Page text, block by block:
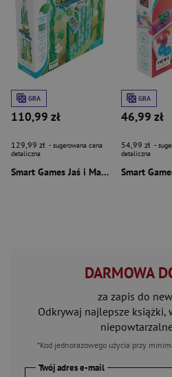
GRA
110,99 zł
129,99 zł - sugerowana cena
detaliczna
Smart Games Jaś i Magiczna Fasola (PL) IUVI Games
GRA
46,99 zł
54,99 zł -
detaliczna
DARMOWA
za zapis do
Odkrywaj najlepsze książki,
*Kod jednorazowego użycia przy
Twój adres e-mail